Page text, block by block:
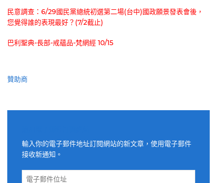
民意調查：6/29國民黨總統初選第二場(台中)國政願景發表會後，
您覺得誰的表現最好？(7/2截止)
巴利聖典-長部-戒蘊品-梵網經 10/15
贊助商
輸入你的電子郵件地址訂閱網站的新文章，使用電子郵件
接收新通知。
電